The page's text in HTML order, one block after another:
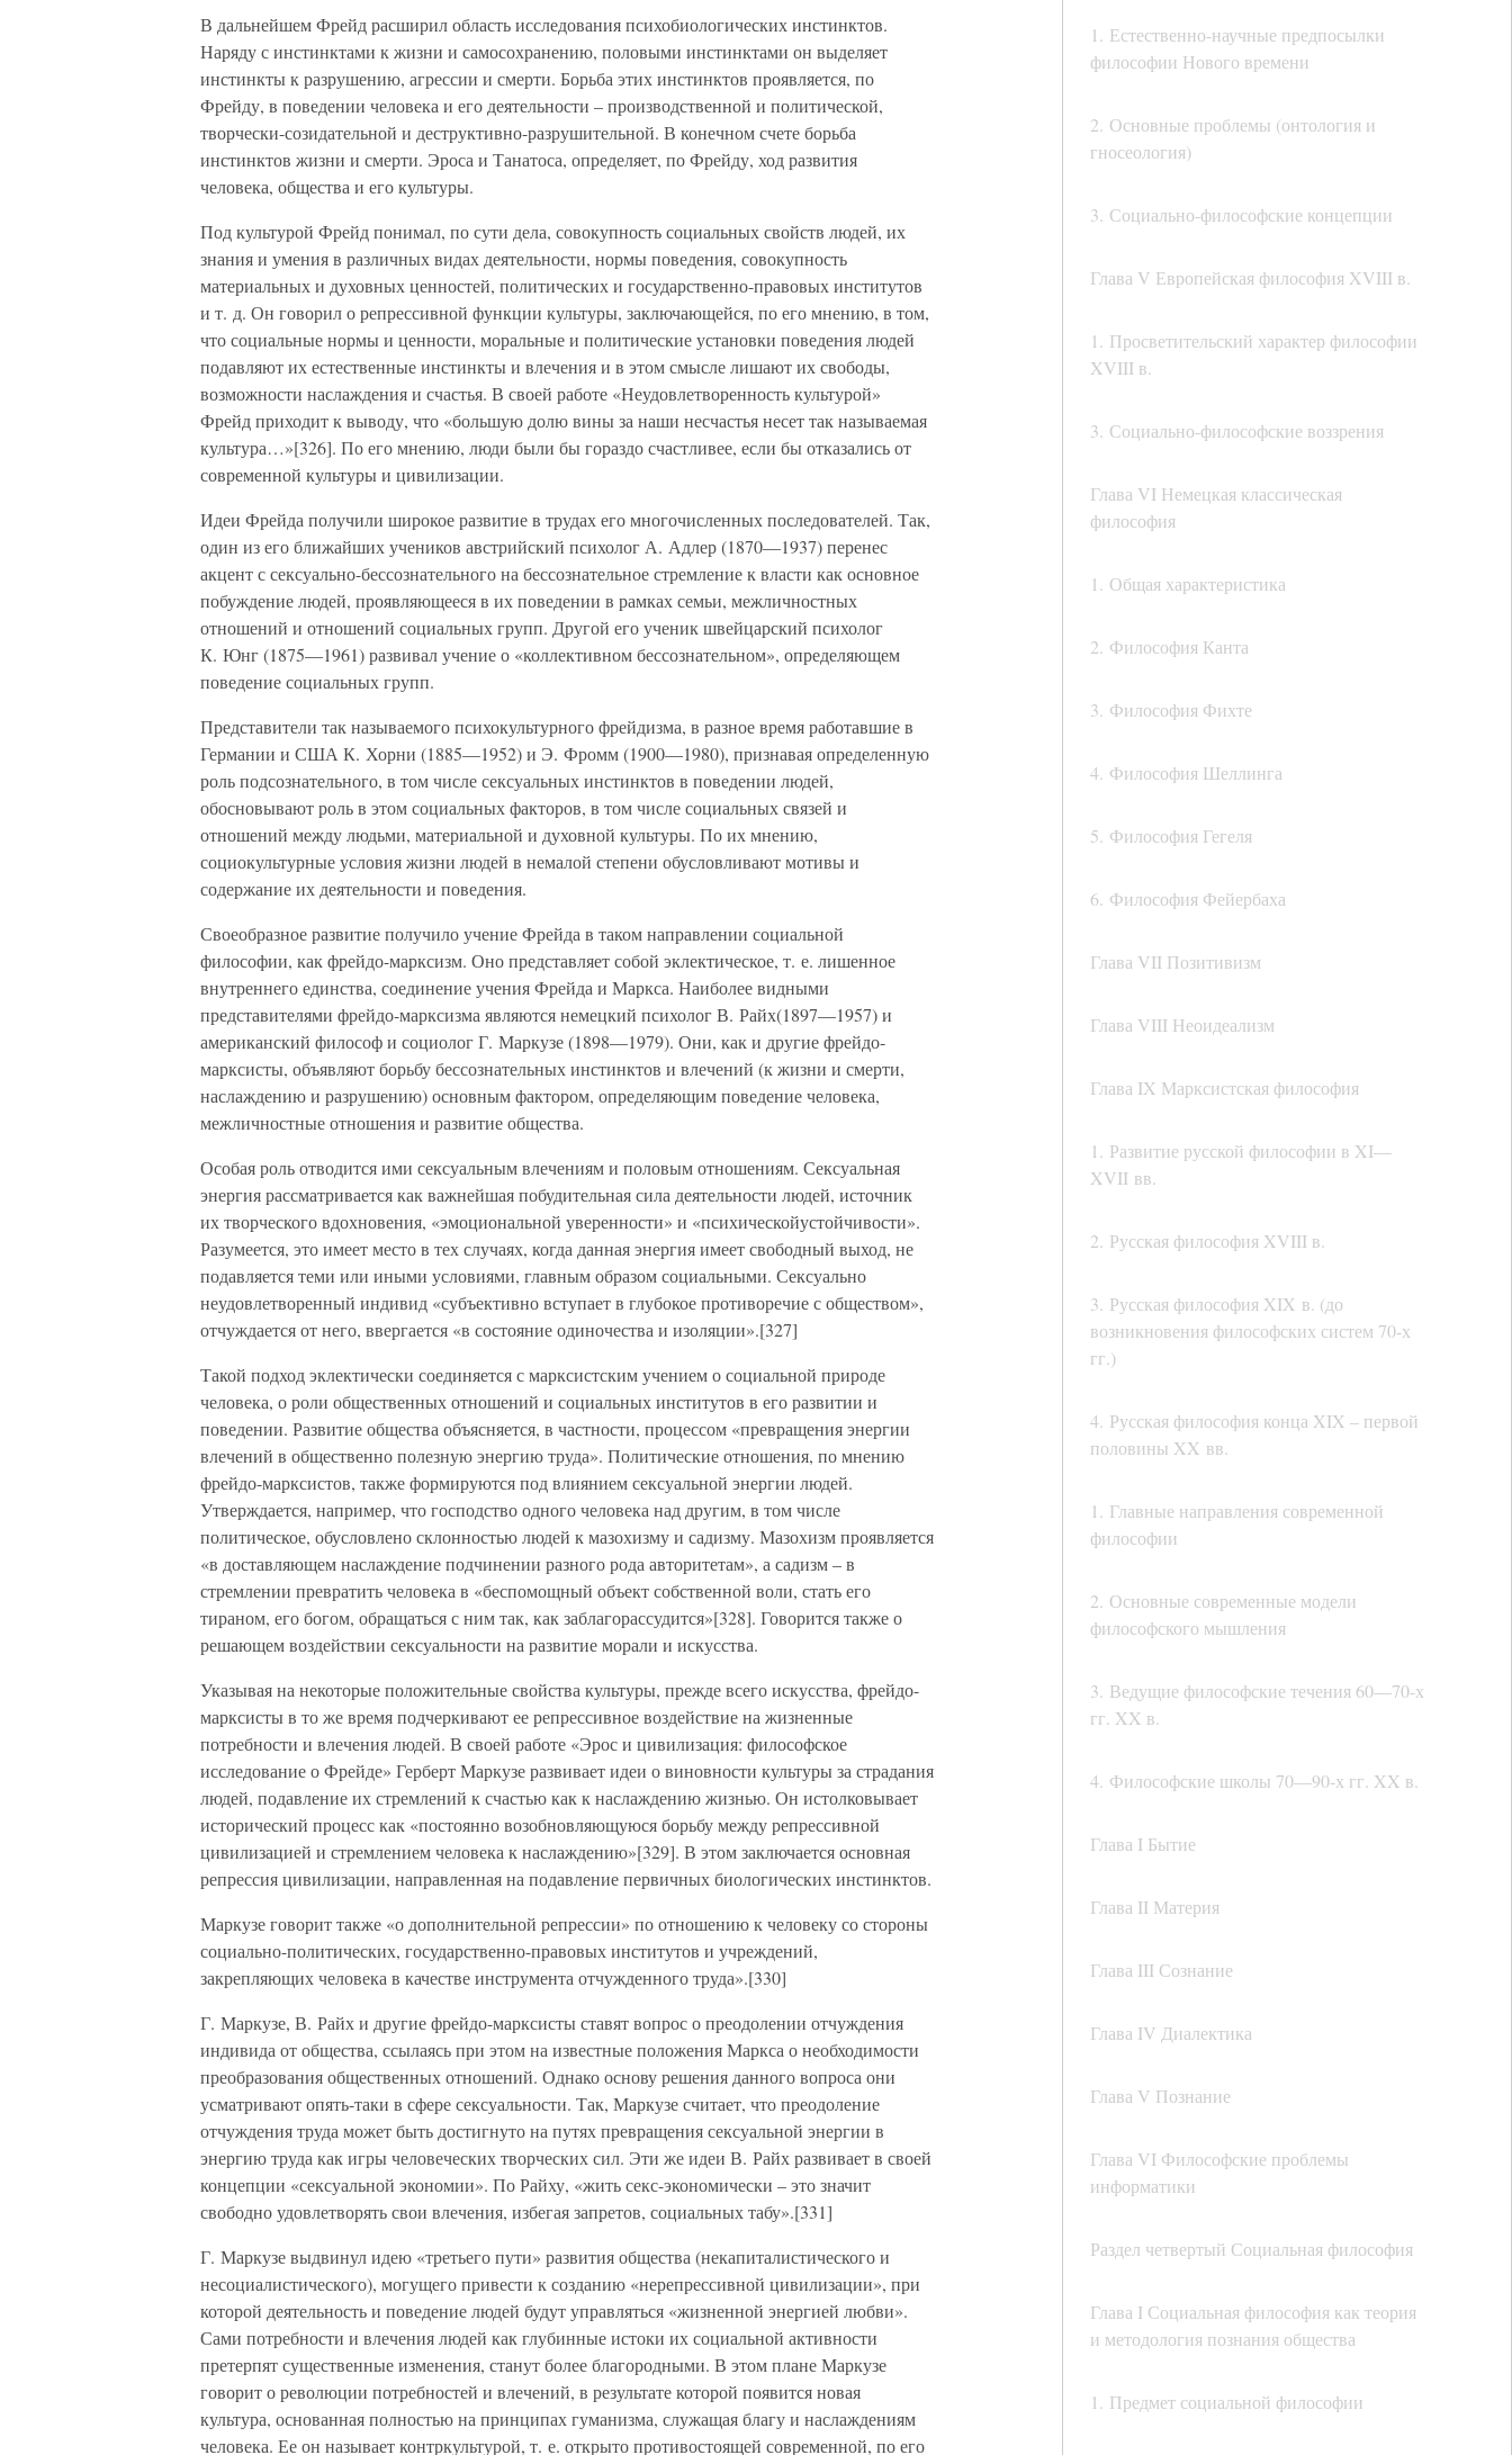
1. Естественно-научные предпосылки
философии Нового времени
2. Основные проблемы (онтология и
гносеология)
3. Социально-философские концепции
Глава V Европейская философия XVIII в.
1. Просветительский характер философии
XVIII в.
3. Социально-философские воззрения
Глава VI Немецкая классическая
философия
1. Общая характеристика
2. Философия Канта
3. Философия Фихте
4. Философия Шеллинга
5. Философия Гегеля
6. Философия Фейербаха
Глава VII Позитивизм
Глава VIII Неоидеализм
Глава IX Марксистская философия
1. Развитие русской философии в XI—
XVII вв.
2. Русская философия XVIII в.
3. Русская философия XIX в. (до
возникновения философских систем 70-х
гг.)
4. Русская философия конца XIX – первой
половины XX вв.
1. Главные направления современной
философии
2. Основные современные модели
философского мышления
3. Ведущие философские течения 60—70-х
гг. XX в.
4. Философские школы 70—90-х гг. XX в.
Глава I Бытие
Глава II Материя
Глава III Сознание
Глава IV Диалектика
Глава V Познание
Глава VI Философские проблемы
информатики
Раздел четвертый Социальная философия
Глава I Социальная философия как теория
и методология познания общества
1. Предмет социальной философии
В дальнейшем Фрейд расширил область исследования психобиологических инстинктов.
Наряду с инстинктами к жизни и самосохранению, половыми инстинктами он выделяет
инстинкты к разрушению, агрессии и смерти. Борьба этих инстинктов проявляется, по
Фрейду, в поведении человека и его деятельности – производственной и политической,
творчески-созидательной и деструктивно-разрушительной. В конечном счете борьба
инстинктов жизни и смерти. Эроса и Танатоса, определяет, по Фрейду, ход развития
человека, общества и его культуры.
Под культурой Фрейд понимал, по сути дела, совокупность социальных свойств людей, их
знания и умения в различных видах деятельности, нормы поведения, совокупность
материальных и духовных ценностей, политических и государственно-правовых институтов
и т. д. Он говорил о репрессивной функции культуры, заключающейся, по его мнению, в том,
что социальные нормы и ценности, моральные и политические установки поведения людей
подавляют их естественные инстинкты и влечения и в этом смысле лишают их свободы,
возможности наслаждения и счастья. В своей работе «Неудовлетворенность культурой»
Фрейд приходит к выводу, что «большую долю вины за наши несчастья несет так называемая
культура…»[326]. По его мнению, люди были бы гораздо счастливее, если бы отказались от
современной культуры и цивилизации.
Идеи Фрейда получили широкое развитие в трудах его многочисленных последователей. Так,
один из его ближайших учеников австрийский психолог А. Адлер (1870—1937) перенес
акцент с сексуально-бессознательного на бессознательное стремление к власти как основное
побуждение людей, проявляющееся в их поведении в рамках семьи, межличностных
отношений и отношений социальных групп. Другой его ученик швейцарский психолог
К. Юнг (1875—1961) развивал учение о «коллективном бессознательном», определяющем
поведение социальных групп.
Представители так называемого психокультурного фрейдизма, в разное время работавшие в
Германии и США К. Хорни (1885—1952) и Э. Фромм (1900—1980), признавая определенную
роль подсознательного, в том числе сексуальных инстинктов в поведении людей,
обосновывают роль в этом социальных факторов, в том числе социальных связей и
отношений между людьми, материальной и духовной культуры. По их мнению,
социокультурные условия жизни людей в немалой степени обусловливают мотивы и
содержание их деятельности и поведения.
Своеобразное развитие получило учение Фрейда в таком направлении социальной
философии, как фрейдо-марксизм. Оно представляет собой эклектическое, т. е. лишенное
внутреннего единства, соединение учения Фрейда и Маркса. Наиболее видными
представителями фрейдо-марксизма являются немецкий психолог В. Райх(1897—1957) и
американский философ и социолог Г. Маркузе (1898—1979). Они, как и другие фрейдо-
марксисты, объявляют борьбу бессознательных инстинктов и влечений (к жизни и смерти,
наслаждению и разрушению) основным фактором, определяющим поведение человека,
межличностные отношения и развитие общества.
Особая роль отводится ими сексуальным влечениям и половым отношениям. Сексуальная
энергия рассматривается как важнейшая побудительная сила деятельности людей, источник
их творческого вдохновения, «эмоциональной уверенности» и «психическойустойчивости».
Разумеется, это имеет место в тех случаях, когда данная энергия имеет свободный выход, не
подавляется теми или иными условиями, главным образом социальными. Сексуально
неудовлетворенный индивид «субъективно вступает в глубокое противоречие с обществом»,
отчуждается от него, ввергается «в состояние одиночества и изоляции».[327]
Такой подход эклектически соединяется с марксистским учением о социальной природе
человека, о роли общественных отношений и социальных институтов в его развитии и
поведении. Развитие общества объясняется, в частности, процессом «превращения энергии
влечений в общественно полезную энергию труда». Политические отношения, по мнению
фрейдо-марксистов, также формируются под влиянием сексуальной энергии людей.
Утверждается, например, что господство одного человека над другим, в том числе
политическое, обусловлено склонностью людей к мазохизму и садизму. Мазохизм проявляется
«в доставляющем наслаждение подчинении разного рода авторитетам», а садизм – в
стремлении превратить человека в «беспомощный объект собственной воли, стать его
тираном, его богом, обращаться с ним так, как заблагорассудится»[328]. Говорится также о
решающем воздействии сексуальности на развитие морали и искусства.
Указывая на некоторые положительные свойства культуры, прежде всего искусства, фрейдо-
марксисты в то же время подчеркивают ее репрессивное воздействие на жизненные
потребности и влечения людей. В своей работе «Эрос и цивилизация: философское
исследование о Фрейде» Герберт Маркузе развивает идеи о виновности культуры за страдания
людей, подавление их стремлений к счастью как к наслаждению жизнью. Он истолковывает
исторический процесс как «постоянно возобновляющуюся борьбу между репрессивной
цивилизацией и стремлением человека к наслаждению»[329]. В этом заключается основная
репрессия цивилизации, направленная на подавление первичных биологических инстинктов.
Маркузе говорит также «о дополнительной репрессии» по отношению к человеку со стороны
социально-политических, государственно-правовых институтов и учреждений,
закрепляющих человека в качестве инструмента отчужденного труда».[330]
Г. Маркузе, В. Райх и другие фрейдо-марксисты ставят вопрос о преодолении отчуждения
индивида от общества, ссылаясь при этом на известные положения Маркса о необходимости
преобразования общественных отношений. Однако основу решения данного вопроса они
усматривают опять-таки в сфере сексуальности. Так, Маркузе считает, что преодоление
отчуждения труда может быть достигнуто на путях превращения сексуальной энергии в
энергию труда как игры человеческих творческих сил. Эти же идеи В. Райх развивает в своей
концепции «сексуальной экономии». По Райху, «жить секс-экономически – это значит
свободно удовлетворять свои влечения, избегая запретов, социальных табу».[331]
Г. Маркузе выдвинул идею «третьего пути» развития общества (некапиталистического и
несоциалистического), могущего привести к созданию «нерепрессивной цивилизации», при
которой деятельность и поведение людей будут управляться «жизненной энергией любви».
Сами потребности и влечения людей как глубинные истоки их социальной активности
претерпят существенные изменения, станут более благородными. В этом плане Маркузе
говорит о революции потребностей и влечений, в результате которой появится новая
культура, основанная полностью на принципах гуманизма, служащая благу и наслаждениям
человека. Ее он называет контркультурой, т. е. открыто противостоящей современной, по его